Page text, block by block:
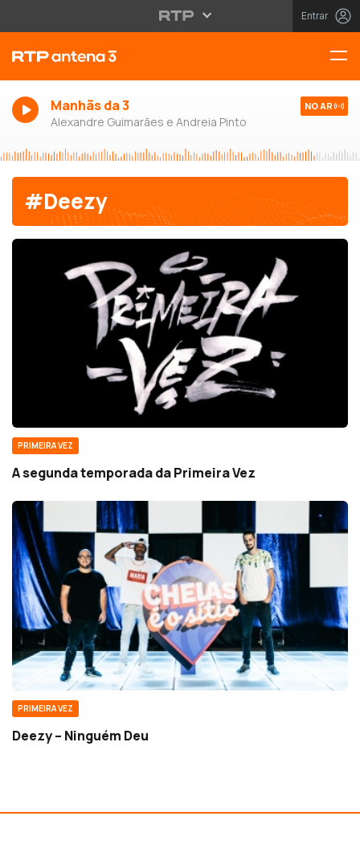
Entrar
Manhãs da 3
Alexandre Guimarães e Andreia Pinto
NO AR
#Deezy
PRIMEIRA VEZ
A segunda temporada da Primeira Vez
PRIMEIRA VEZ
Deezy – Ninguém Deu